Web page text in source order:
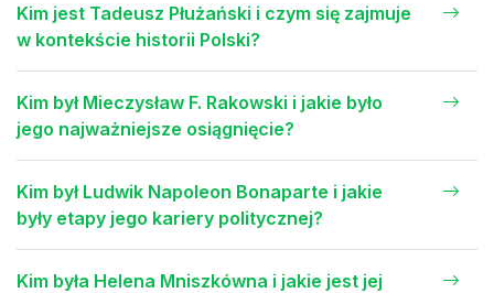
Kim jest Tadeusz Płużański i czym się zajmuje
w kontekście historii Polski?
Kim był Mieczysław F. Rakowski i jakie było
jego najważniejsze osiągnięcie?
Kim był Ludwik Napoleon Bonaparte i jakie
były etapy jego kariery politycznej?
Kim była Helena Mniszkówna i jakie jest jej